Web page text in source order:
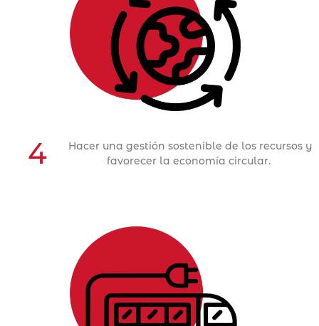
Objetivo Estratégico 4
ACCIONES
4
Hacer una gestión sostenible de los recursos y
favorecer la economía circular.
Objetivo Estratégico 5
ACCIONES